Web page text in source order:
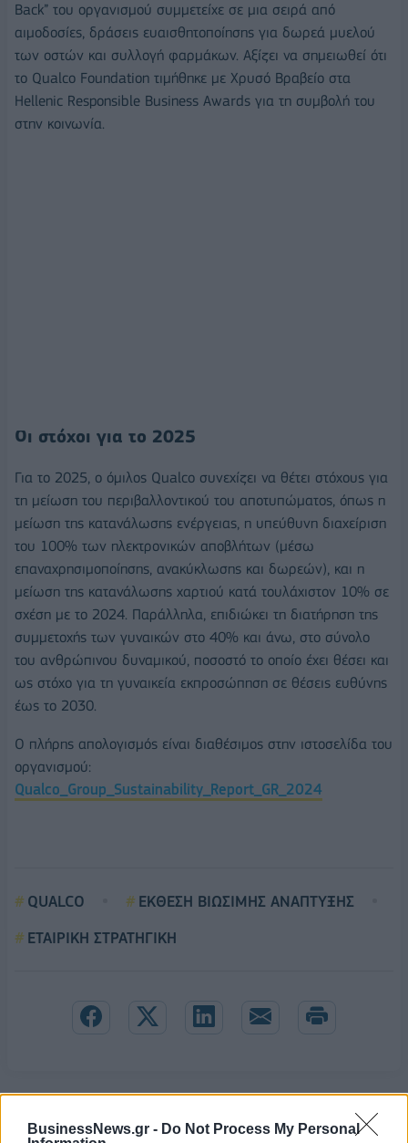
BusinessNews.gr - Do Not Process My Personal
Back” του οργανισμού συμμετείχε σε μια σειρά από
αιμοδοσίες, δράσεις ευαισθητοποίησης για δωρεά μυελού
των οστών και συλλογή φαρμάκων. Αξίζει να σημειωθεί ότι
το Qualco Foundation τιμήθηκε με Χρυσό Βραβείο στα
Hellenic Responsible Business Awards για τη συμβολή του
στην κοινωνία.
Οι στόχοι για το 2025
Για το 2025, ο όμιλος Qualco συνεχίζει να θέτει στόχους για
τη μείωση του περιβαλλοντικού του αποτυπώματος, όπως η
μείωση της κατανάλωσης ενέργειας, η υπεύθυνη διαχείριση
του 100% των ηλεκτρονικών αποβλήτων (μέσω
επαναχρησιμοποίησης, ανακύκλωσης και δωρεών), και η
μείωση της κατανάλωσης χαρτιού κατά τουλάχιστον 10% σε
σχέση με το 2024. Παράλληλα, επιδιώκει τη διατήρηση της
συμμετοχής των γυναικών στο 40% και άνω, στο σύνολο
του ανθρώπινου δυναμικού, ποσοστό το οποίο έχει θέσει και
ως στόχο για τη γυναικεία εκπροσώπηση σε θέσεις ευθύνης
έως το 2030.
Ο πλήρης απολογισμός είναι διαθέσιμος στην ιστοσελίδα του
οργανισμού:
Qualco_Group_Sustainability_Report_GR_2024
QUALCO
ΕΚΘΕΣΗ ΒΙΩΣΙΜΗΣ ΑΝΑΠΤΥΞΗΣ
ΕΤΑΙΡΙΚΗ ΣΤΡΑΤΗΓΙΚΗ